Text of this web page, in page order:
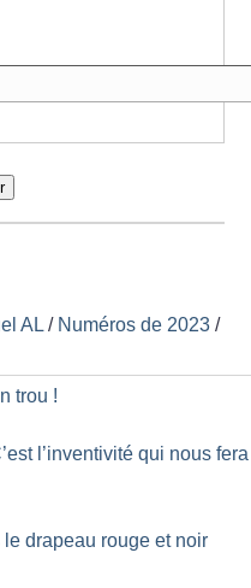
AL / Numéros de 2023 /
trou !
l’inventivité qui nous fera
drapeau rouge et noir